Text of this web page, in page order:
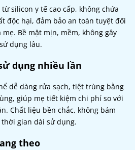
silicon y tế cao cấp, không chứa
độc hại, đảm bảo an toàn tuyệt đối
Bề mặt mịn, mềm, không gây
dụng lâu.
dụng nhiều lần
dễ dàng rửa sạch, tiệt trùng bằng
giúp mẹ tiết kiệm chi phí so với
Chất liệu bền chắc, không bám
gian dài sử dụng.
theo